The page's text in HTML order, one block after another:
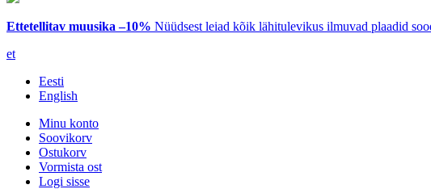
Ettetellitav muusika –10% Nüüdsest leiad kõik lähitulevikus ilmuvad plaadid
et
Eesti
English
Minu konto
Soovikorv
Ostukorv
Vormista ost
Logi sisse